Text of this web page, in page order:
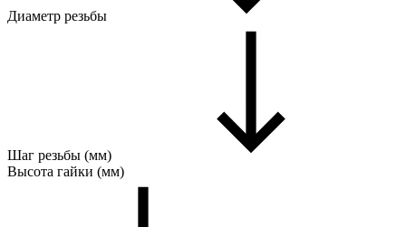
Диаметр резьбы
Шаг резьбы (мм)
Высота гайки (мм)